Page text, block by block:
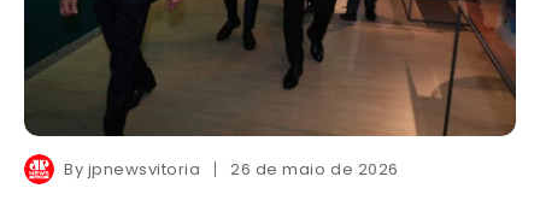
By jpnewsvitoria 26 de maio de 2026